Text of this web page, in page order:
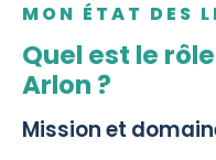
MON ÉTAT DES
Quel est le
Arlon ?
Mission et